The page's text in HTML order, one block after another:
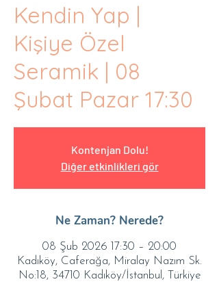
Kendin Yap |
Kişiye Özel
Seramik | 08
Şubat Pazar 17:30
Kontenjan Dolu!
Diğer etkinlikleri gör
Ne Zaman? Nerede?
08 Şub 2026 17:30 – 20:00
Kadıköy, Caferağa, Miralay Nazım Sk.
No:18, 34710 Kadıköy/İstanbul, Türkiye